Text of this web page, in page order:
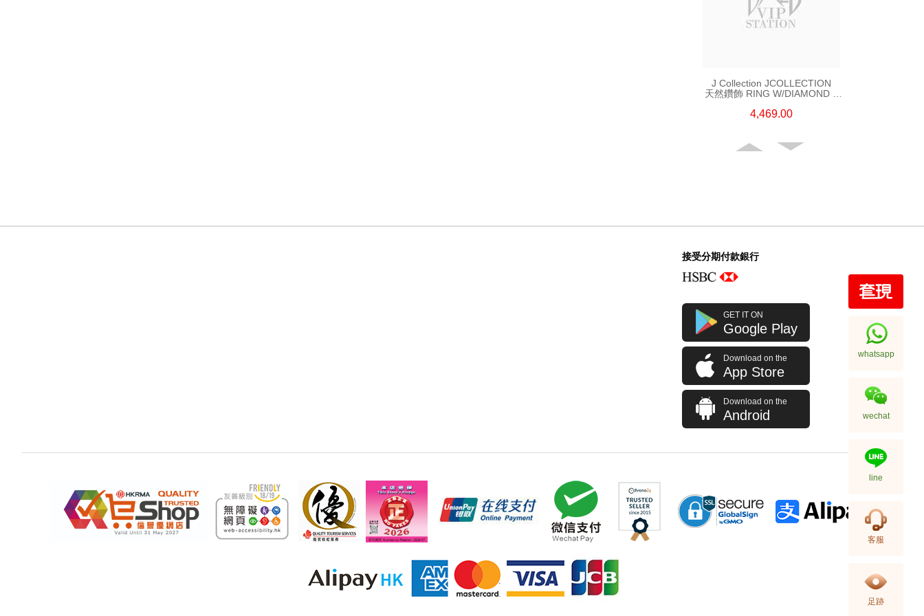
J Collection JCOLLECTION
天然鑽飾 RING W/DIAMOND 5
CT18KR 2.62 GM (EUR 55)
4,469.00
J Collection JCOLLECTION
天然鑽飾 RING W/DIAMOND 70
RDDI 0.63 CT18KW 4.45 GM
(CZ)
7,114.00
接受分期付款銀行
GET IT ON
Google Play
Download on the
App Store
Download on the
Android
whatsapp
wechat
line
客服
足跡